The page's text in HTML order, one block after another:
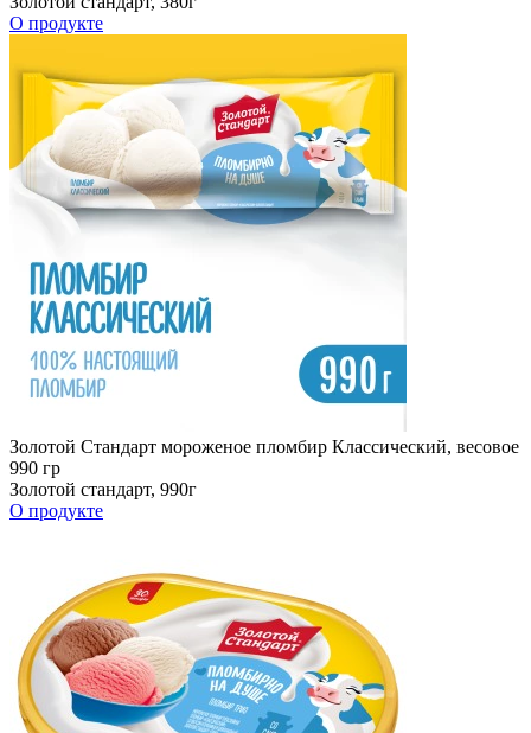
О продукте
Золотой Стандарт мороженое пломбир Классический, весовое
990 гр
Золотой стандарт, 990г
О продукте